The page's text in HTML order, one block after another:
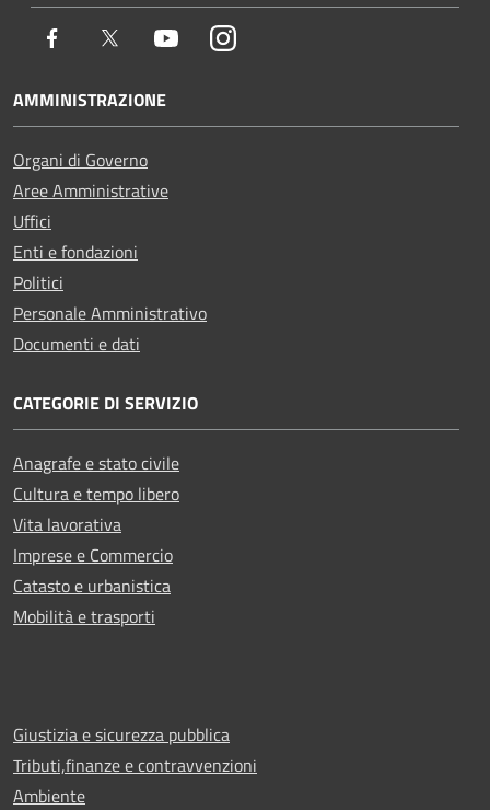
Facebook Twitter YoutubeInstagram
AMMINISTRAZIONE
Organi di Governo
Aree Amministrative
Uffici
Enti e fondazioni
Politici
Personale Amministrativo
Documenti e dati
CATEGORIE DI SERVIZIO
Anagrafe e stato civile
Cultura e tempo libero
Vita lavorativa
Imprese e Commercio
Catasto e urbanistica
Mobilità e trasporti
Giustizia e sicurezza pubblica
Tributi,finanze e contravvenzioni
Ambiente